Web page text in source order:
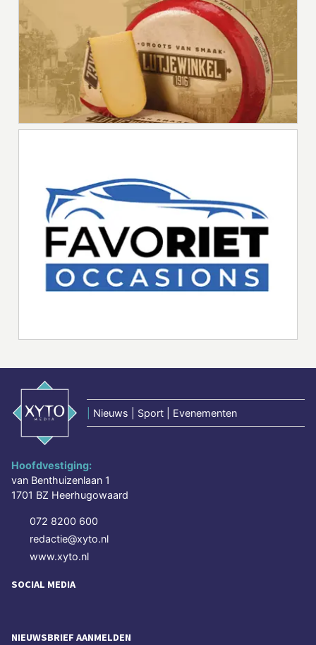
Nieuws | Sport | Evenementen
Hoofdvestiging:
van Benthuizenlaan 1
1701 BZ Heerhugowaard
072 8200 600
redactie@xyto.nl
www.xyto.nl
SOCIAL MEDIA
NIEUWSBRIEF AANMELDEN